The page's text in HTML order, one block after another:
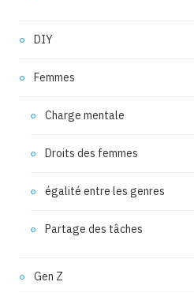
DIY
Femmes
Charge mentale
Droits des femmes
égalité entre les genres
Partage des tâches
Gen Z